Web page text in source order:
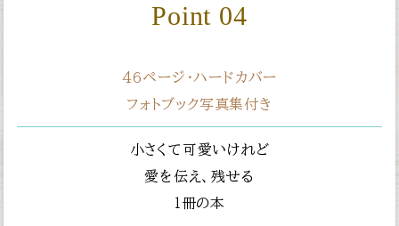
Point 04
46ページ・ハードカバー
フォトブック写真集付き
小さくて可愛いけれど
愛を伝え、残せる
１冊の本